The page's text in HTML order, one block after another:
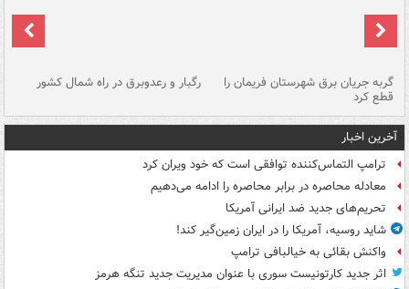
گربه جریان برق شهرستان فریمان را
قطع کرد
رگبار و رعدوبرق در راه شمال کشور
آخرین اخبار
ترامپ التماس‌کننده توافقی است که خود ویران کرد
معادله محاصره در برابر محاصره را ادامه می‌دهیم
تحریم‌های جدید ضد ایرانی آمریکا
شاید روسیه، آمریکا را در ایران زمین‌گیر کند!
واکنش بقائی به خیالبافی ترامپ
اثر جدید کارتونیست سوری با عنوان مدیریت جدید تنگه هرمز